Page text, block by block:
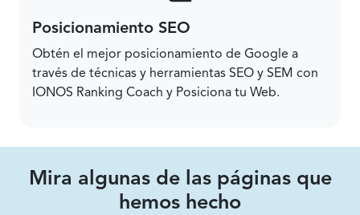
Posicionamiento SEO
Obtén el mejor posicionamiento de Google a
través de técnicas y herramientas SEO y SEM con
IONOS Ranking Coach y Posiciona tu Web.
Mira algunas de las páginas que
hemos hecho